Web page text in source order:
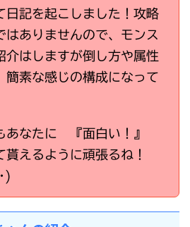
日記を起こしました！攻略
はありませんので、モンス
介はしますが倒し方や属性
簡素な感じの構成になって
あなたに 『面白い！』
貰えるように頑張るね！
)